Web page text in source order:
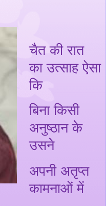
चैत की रात
का उत्साह ऐसा
कि
बिना किसी
अनुष्ठान के
उसने
अपनी अतृप्त
कामनाओं में